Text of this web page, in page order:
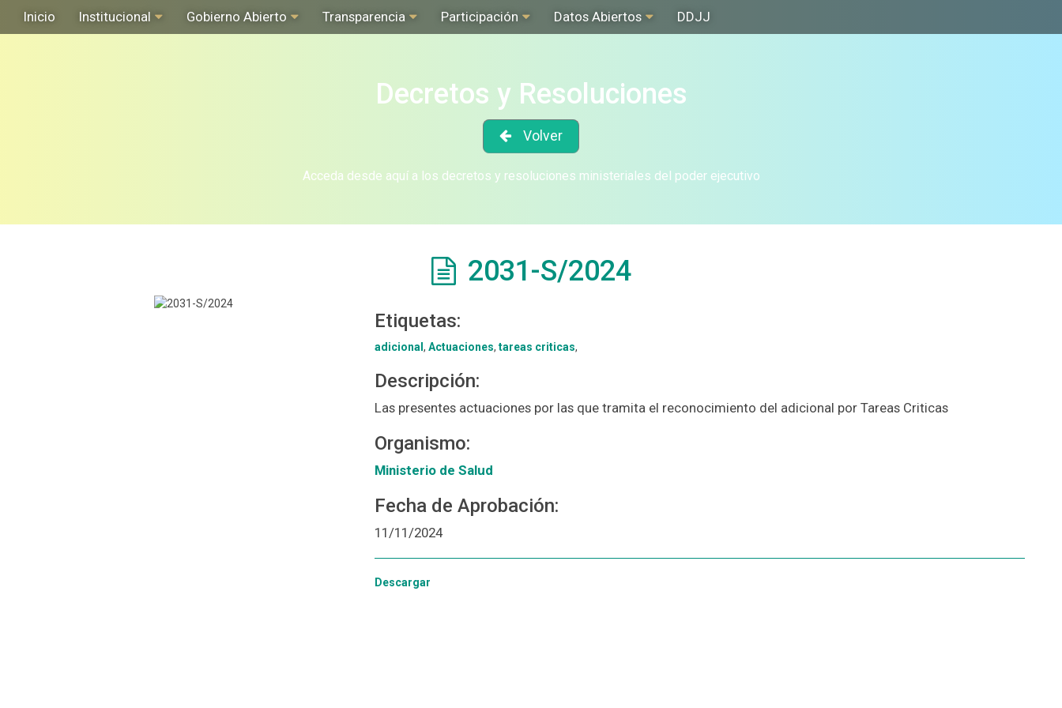
Inicio Institucional Gobierno Abierto Transparencia Participación Datos Abiertos DDJJ
Decretos y Resoluciones
Volver
Acceda desde aquí a los decretos y resoluciones ministeriales del poder ejecutivo
2031-S/2024
Etiquetas:
adicional , Actuaciones, tareas criticas,
Descripción:
Las presentes actuaciones por las que tramita el reconocimiento del adicional por Tareas Criticas
Organismo:
Ministerio de Salud
Fecha de Aprobación:
11/11/2024
Descargar